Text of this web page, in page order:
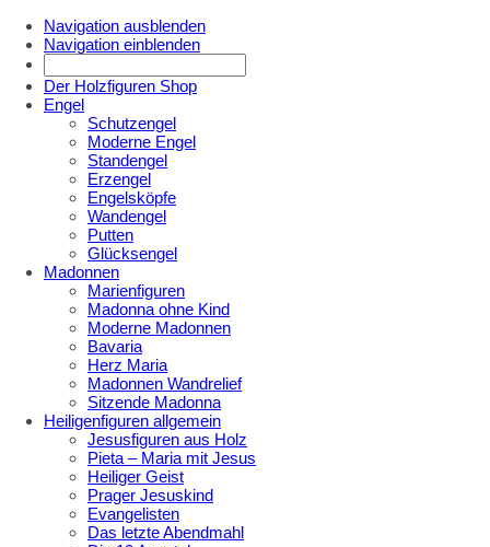
Navigation ausblenden
Navigation einblenden
Der Holzfiguren Shop
Engel
Schutzengel
Moderne Engel
Standengel
Erzengel
Engelsköpfe
Wandengel
Putten
Glücksengel
Madonnen
Marienfiguren
Madonna ohne Kind
Moderne Madonnen
Bavaria
Herz Maria
Madonnen Wandrelief
Sitzende Madonna
Heiligenfiguren allgemein
Jesusfiguren aus Holz
Pieta – Maria mit Jesus
Heiliger Geist
Prager Jesuskind
Evangelisten
Das letzte Abendmahl